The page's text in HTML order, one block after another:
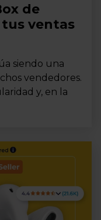
de
ventas
siendo una
vendedores.
y, en la